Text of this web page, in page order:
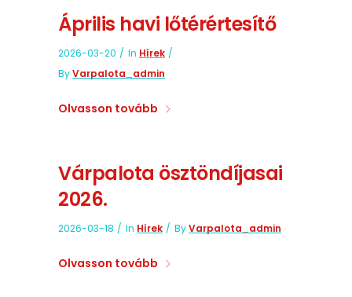
Április havi lőtérértesítő
2026-03-20 In Hírek
ByVarpalota_admin
Olvasson tovább
Várpalota ösztöndíjasai
2026.
2026-03-18 In Hírek ByVarpalota_admin
Olvasson tovább